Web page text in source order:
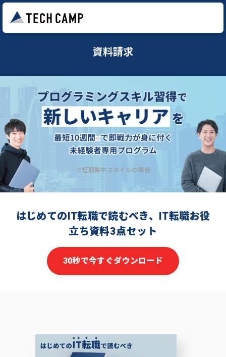
資料請求
※短期集中スタイルの場合
はじめてのIT転職で読むべき、IT転職お役
立ち資料3点セット
30秒で今すぐダウンロード